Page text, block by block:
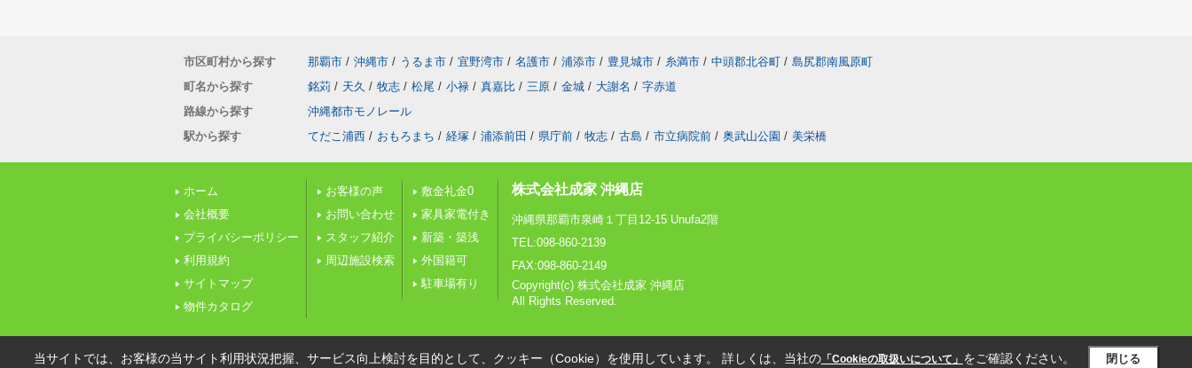
市区町村から探す 那覇市 / 沖縄市 / うるま市 / 宜野湾市 / 名護市 / 浦添市 / 豊見城市 / 糸満市 / 中頭郡北谷町 / 島尻郡南風原町
町名から探す
銘苅 / 天久 / 牧志 / 松尾 / 小禄 / 真嘉比 / 三原 / 金城 / 大謝名 / 字赤道
路線から探す
沖縄都市モノレール
駅から探す
てだこ浦西 / おもろまち / 経塚 / 浦添前田 / 県庁前 / 牧志 / 古島 / 市立病院前 / 奥武山公園 / 美栄橋
ホーム
会社概要
プライバシーポリシー
利用規約
サイトマップ
物件カタログ
お客様の声
お問い合わせ
スタッフ紹介
周辺施設検索
敷金礼金0
家具家電付き
新築・築浅
外国籍可
駐車場有り
株式会社成家 沖縄店
沖縄県那覇市泉崎１丁目12-15 Unufa2階
TEL:098-860-2139
FAX:098-860-2149
Copyright(c) 株式会社成家 沖縄店
All Rights Reserved.
当サイトでは、お客様の当サイト利用状況把握、サービス向上検討を目的として、クッキー（Cookie）を使用しています。 詳しくは、当社の「Cookieの取扱いについて」 をご確認ください。 閉じる